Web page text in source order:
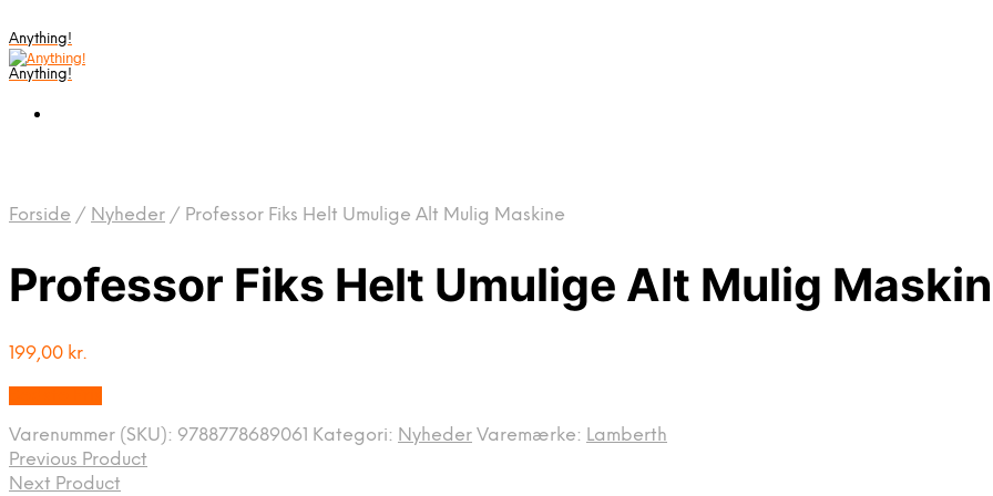
Anything!
Anything!
Forside / Nyheder / Professor Fiks Helt Umulige Alt Mulig Maskine
Professor Fiks Helt Umulige Alt Mulig
199,00 kr.
Varenummer (SKU): 9788778689061 Kategori: Nyheder Varemærke: Lamberth
Previous Product
Next Product